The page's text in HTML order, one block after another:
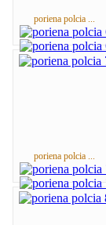
poriena polcia ...
poriena polcia ...